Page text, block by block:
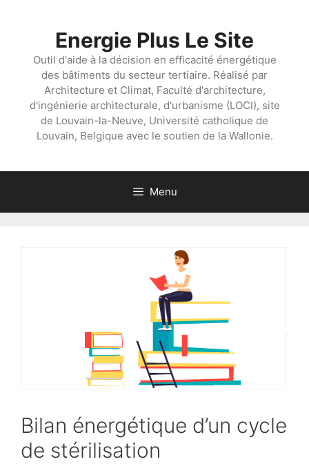
Energie Plus Le Site
Outil d'aide à la décision en efficacité énergétique
des bâtiments du secteur tertiaire. Réalisé par
Architecture et Climat, Faculté d'architecture,
d'ingénierie architecturale, d'urbanisme (LOCI), site
de Louvain-la-Neuve, Université catholique de
Louvain, Belgique avec le soutien de la Wallonie.
Menu
Bilan énergétique d’un cycle
de stérilisation